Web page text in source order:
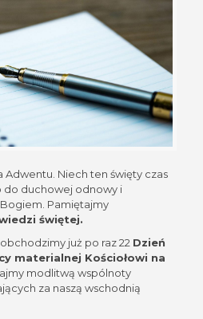
Adwentu. Niech ten święty czas
do duchowej odnowy i
Pamiętajmy
świętej.
już po raz 22 Dzień
materialnej Kościołowi na
modlitwą wspólnoty
za naszą wschodnią